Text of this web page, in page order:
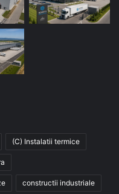
(C) Instalatii termice
constructii industriale